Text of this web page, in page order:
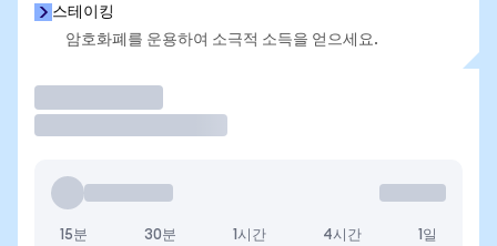
스테이킹
암호화폐를 운용하여 소극적 소득을 얻으세요.
15분 30분 1시간 4시간 1일